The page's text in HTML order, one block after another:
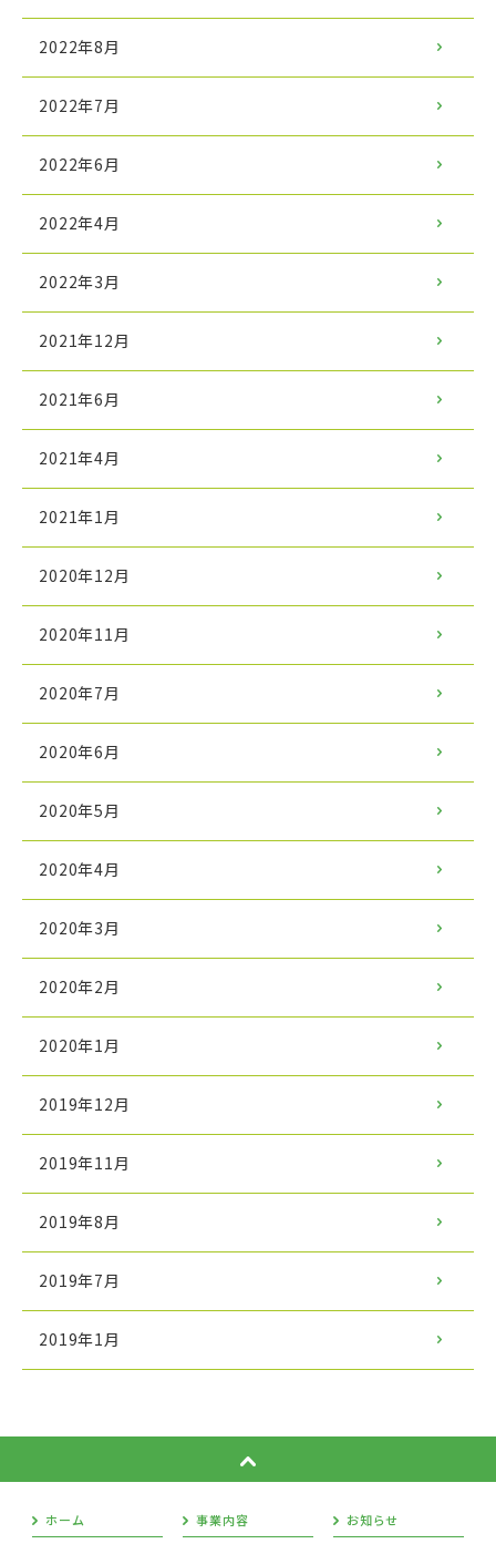
2022年8月
2022年7月
2022年6月
2022年4月
2022年3月
2021年12月
2021年6月
2021年4月
2021年1月
2020年12月
2020年11月
2020年7月
2020年6月
2020年5月
2020年4月
2020年3月
2020年2月
2020年1月
2019年12月
2019年11月
2019年8月
2019年7月
2019年1月
ホーム 事業内容 お知らせ